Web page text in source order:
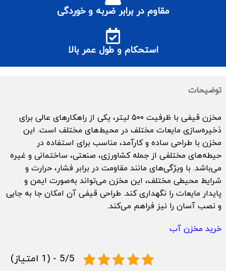
مقاوم در برابر ضربه و خوردگی
استحکام و طول عمر بالا
توضیحات
مخزن قیفی با ظرفیت ۵۰۰ لیتر، یکی از راهکارهای عالی برای
ذخیره‌سازی مایعات مختلف در محیط‌های مختلف است. این
مخزن با طراحی ساده و کارآمد، مناسب برای استفاده در
حیطه‌های مختلفی از جمله کشاورزی، صنعتی، ساختمانی و غیره
می‌باشد. با ویژگی‌های مانند مقاومت در برابر فشار، حرارت و
شرایط محیطی مختلف، این مخزن می‌تواند به‌صورت ایمن و
پایدار مایعات را نگهداری کند. طراحی قیفی آن امکان جا به جایی
و نصب آسان را نیز فراهم می‌کند.
خرید مخزن آب
5/5 - (1 امتیاز)